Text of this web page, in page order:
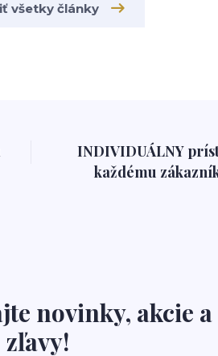
všetky články
INDIVIDUÁLNY
každému
novinky, akcie a
zľavy!